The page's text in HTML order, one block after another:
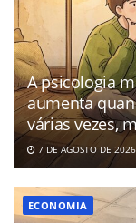
A psicologia
aumenta
várias vezes,
7 DE AGOSTO DE 2026
ECONOMIA